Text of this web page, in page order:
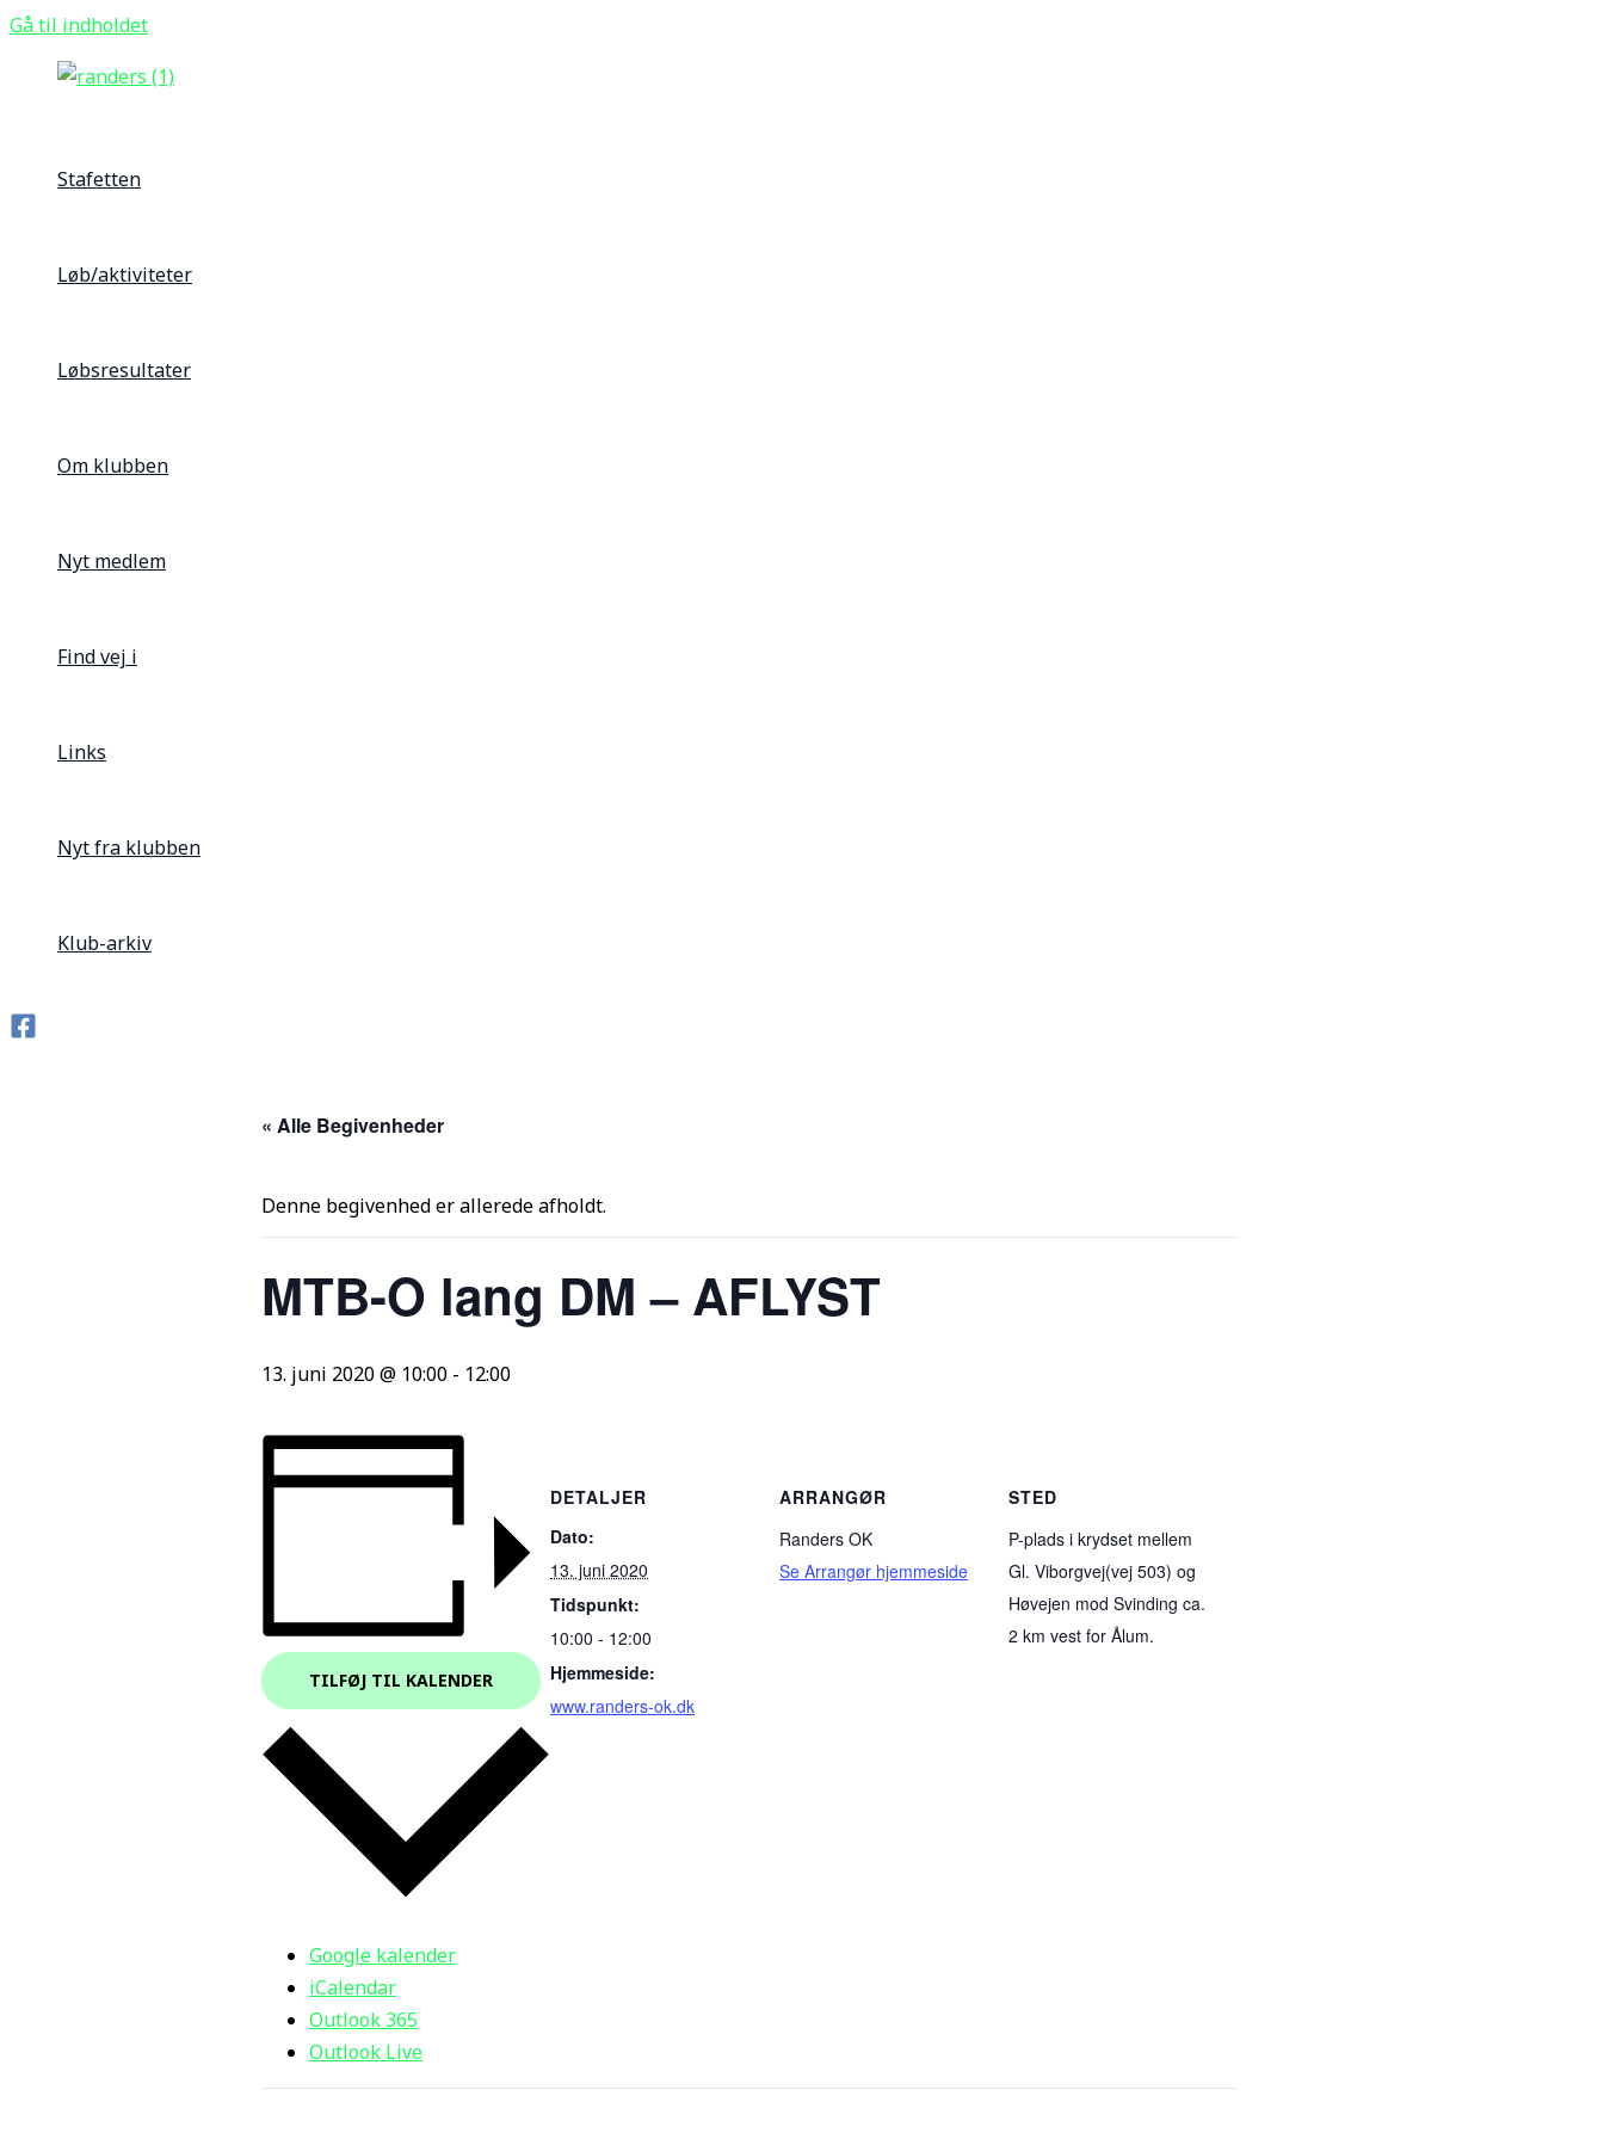
Gå til indholdet
Stafetten
Løb/aktiviteter
Løbsresultater
Om klubben
Nyt medlem
Find vej i
Links
Nyt fra klubben
Klub-arkiv
« Alle Begivenheder
Denne begivenhed er allerede afholdt.
MTB-O lang DM – AFLYST
13. juni 2020 @ 10:00 - 12:00
TILFØJ TIL KALENDER
Google kalender
iCalendar
Outlook 365
Outlook Live
DETALJER
Dato:
13. juni 2020
Tidspunkt:
10:00 - 12:00
Hjemmeside:
www.randers-ok.dk
ARRANGØR
Randers OK
Se Arrangør hjemmeside
STED
P-plads i krydset mellem
Gl. Viborgvej(vej 503) og
Høvejen mod Svinding ca.
2 km vest for Ålum.